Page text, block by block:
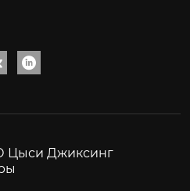

Цыси Джиксинг